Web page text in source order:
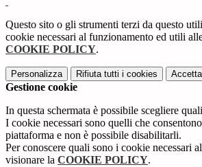
Questo sito o gli strumenti terzi da questo
cookie necessari al funzionamento ed utili
COOKIE POLICY.
Personalizza Rifiuta tutti i cookies
Gestione cookie
In questa schermata è possibile scegliere
I cookie necessari sono quelli che
piattaforma e non è possibile disabilitarli.
Per conoscere quali sono i cookie necessari
visionare la COOKIE POLICY.